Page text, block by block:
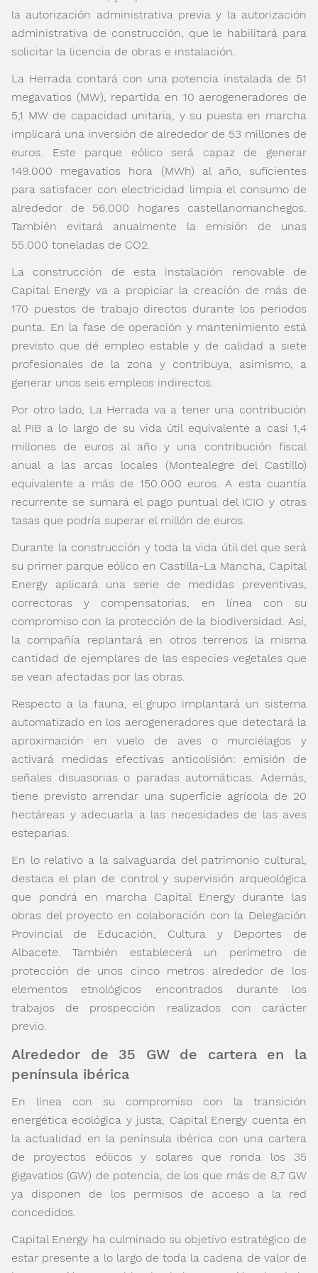
la autorización administrativa previa y la autorización
administrativa de construcción, que le habilitará para
solicitar la licencia de obras e instalación.
La Herrada contará con una potencia instalada de 51
megavatios (MW), repartida en 10 aerogeneradores de
5,1 MW de capacidad unitaria, y su puesta en marcha
implicará una inversión de alrededor de 53 millones de
euros. Este parque eólico será capaz de generar
149.000 megavatios hora (MWh) al año, suficientes
para satisfacer con electricidad limpia el consumo de
alrededor de 56.000 hogares castellanomanchegos.
También evitará anualmente la emisión de unas
55.000 toneladas de CO2.
La construcción de esta instalación renovable de
Capital Energy va a propiciar la creación de más de
170 puestos de trabajo directos durante los periodos
punta. En la fase de operación y mantenimiento está
previsto que dé empleo estable y de calidad a siete
profesionales de la zona y contribuya, asimismo, a
generar unos seis empleos indirectos.
Por otro lado, La Herrada va a tener una contribución
al PIB a lo largo de su vida útil equivalente a casi 1,4
millones de euros al año y una contribución fiscal
anual a las arcas locales (Montealegre del Castillo)
equivalente a más de 150.000 euros. A esta cuantía
recurrente se sumará el pago puntual del ICIO y otras
tasas que podría superar el millón de euros.
Durante la construcción y toda la vida útil del que será
su primer parque eólico en Castilla-La Mancha, Capital
Energy aplicará una serie de medidas preventivas,
correctoras y compensatorias, en línea con su
compromiso con la protección de la biodiversidad. Así,
la compañía replantará en otros terrenos la misma
cantidad de ejemplares de las especies vegetales que
se vean afectadas por las obras.
Respecto a la fauna, el grupo implantará un sistema
automatizado en los aerogeneradores que detectará la
aproximación en vuelo de aves o murciélagos y
activará medidas efectivas anticolisión: emisión de
señales disuasorias o paradas automáticas. Además,
tiene previsto arrendar una superficie agrícola de 20
hectáreas y adecuarla a las necesidades de las aves
esteparias.
En lo relativo a la salvaguarda del patrimonio cultural,
destaca el plan de control y supervisión arqueológica
que pondrá en marcha Capital Energy durante las
obras del proyecto en colaboración con la Delegación
Provincial de Educación, Cultura y Deportes de
Albacete. También establecerá un perímetro de
protección de unos cinco metros alrededor de los
elementos etnológicos encontrados durante los
trabajos de prospección realizados con carácter
previo.
Alrededor de 35 GW de cartera en la
península ibérica
En línea con su compromiso con la transición
energética ecológica y justa, Capital Energy cuenta en
la actualidad en la península ibérica con una cartera
de proyectos eólicos y solares que ronda los 35
gigavatios (GW) de potencia, de los que más de 8,7 GW
ya disponen de los permisos de acceso a la red
concedidos.
Capital Energy ha culminado su objetivo estratégico de
estar presente a lo largo de toda la cadena de valor de